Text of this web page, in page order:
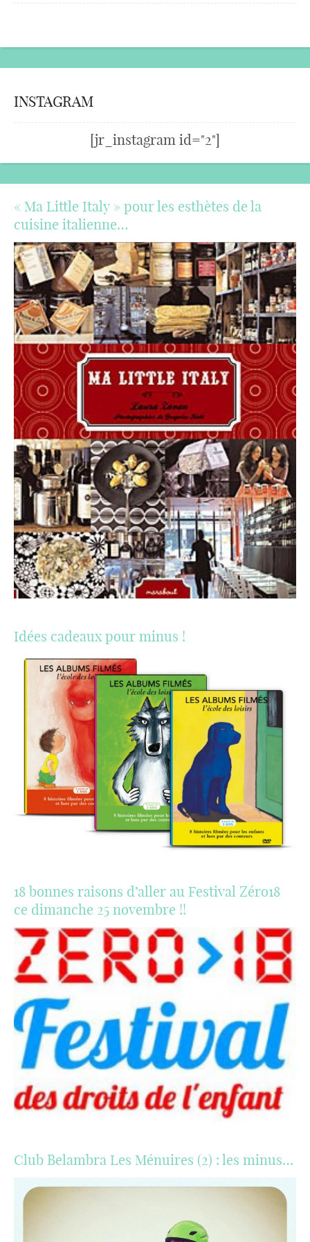
INSTAGRAM
[jr_instagram id="2"]
« Ma Little Italy » pour les esthètes de la
cuisine italienne…
Idées cadeaux pour minus !
18 bonnes raisons d’aller au Festival Zéro18
ce dimanche 25 novembre !!
Club Belambra Les Ménuires (2) : les minus…